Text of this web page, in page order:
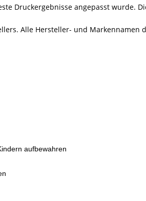
Druckergebnisse angepasst wurde.
Alle Hersteller- und
aufbewahren